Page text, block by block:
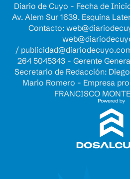
Diario de Cuyo - Fecha de
Av. Alem Sur 1639. Esquina
Contacto:
/
264 5045343 - Gerente
Secretario de Redacción:
Mario Romero - Empresa
FRANCISCO